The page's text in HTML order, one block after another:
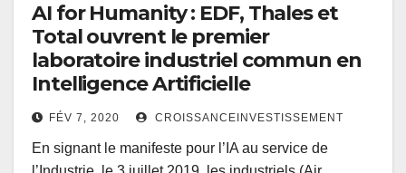
AI for Humanity : EDF, Thales et
Total ouvrent le premier
laboratoire industriel commun en
Intelligence Artificielle
FÉV 7, 2020 CROISSANCEINVESTISSEMENT
En signant le manifeste pour l’IA au service de